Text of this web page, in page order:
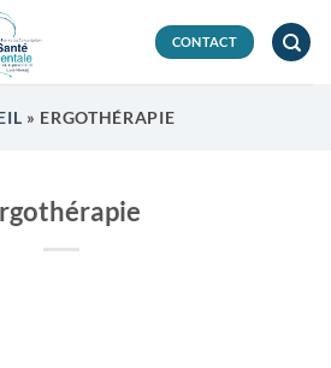
CONTACT
» ERGOTHÉRAPIE